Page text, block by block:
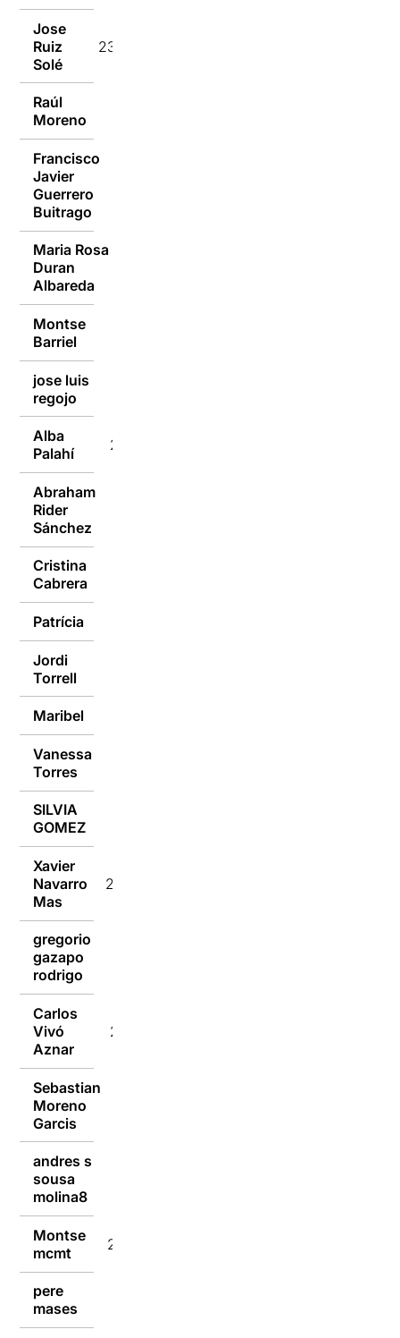
Jose
Ruiz
Solé
23/01/2017
Raúl
Moreno
Francisco
Javier
Guerrero
Buitrago
Maria Rosa
Duran
Albareda
Montse
Barriel
jose luis
regojo
Alba
Palahí
23/01/2017
Abraham
Rider
Sánchez
Cristina
Cabrera
Patrícia
Jordi
Torrell
Maribel
Vanessa
Torres
SILVIA
GOMEZ
Xavier
Navarro
Mas
23/01/2017
gregorio
gazapo
rodrigo
Carlos
Vivó
Aznar
23/01/2017
Sebastian
Moreno
Garcis
andres s
sousa
molina8
Montse
mcmt
22/01/2017
pere
mases